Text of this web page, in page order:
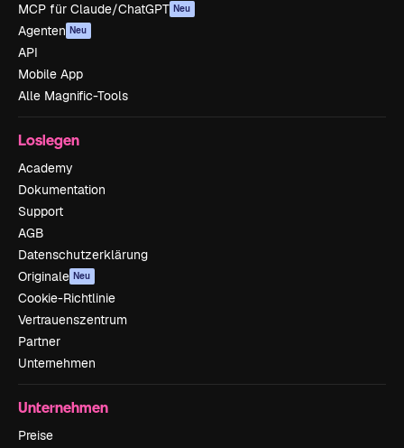
MCP für Claude/ChatGPT Neu
Agenten Neu
API
Mobile App
Alle Magnific-Tools
Loslegen
Academy
Dokumentation
Support
AGB
Datenschutzerklärung
Originale Neu
Cookie-Richtlinie
Vertrauenszentrum
Partner
Unternehmen
Unternehmen
Preise